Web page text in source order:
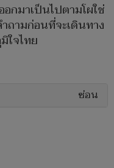
กมาเป็นไปตามโผใช่
ามก่อนที่จะเดินทาง
ใจไทย
ซ่อน